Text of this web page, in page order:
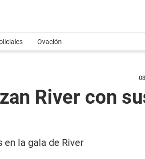
Ovación
River con
en la gala de River